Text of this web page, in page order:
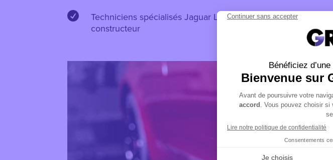

Techniciens spécialisés Jaguar Land Rover formés par le
constructeur